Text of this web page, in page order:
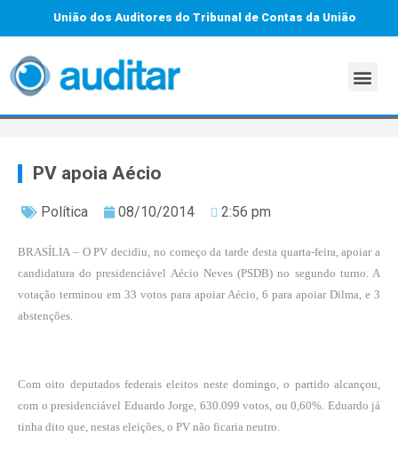
União dos Auditores do Tribunal de Contas da União
PV apoia Aécio
Política 08/10/2014 2:56 pm
BRASÍLIA – O PV decidiu, no começo da tarde desta quarta-feira, apoiar a
candidatura do presidenciável Aécio Neves (PSDB) no segundo turno. A
votação terminou em 33 votos para apoiar Aécio, 6 para apoiar Dilma, e 3
abstenções.
Com oito deputados federais eleitos neste domingo, o partido alcançou,
com o presidenciável Eduardo Jorge, 630.099 votos, ou 0,60%. Eduardo já
tinha dito que, nestas eleições, o PV não ficaria neutro.